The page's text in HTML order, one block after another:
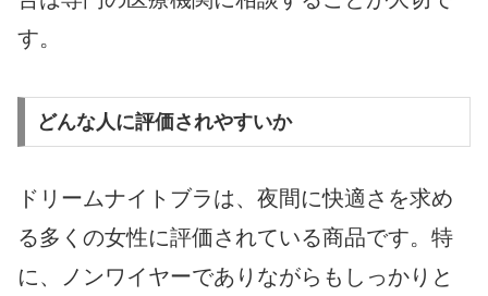
す。
どんな人に評価されやすいか
ドリームナイトブラは、夜間に快適さを求め
る多くの女性に評価されている商品です。特
に、ノンワイヤーでありながらもしっかりと